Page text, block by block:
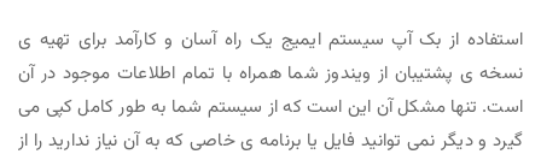
استفاده از بک آپ سیستم ایمیج یک راه آسان و کارآمد برای تهیه ی
نسخه ی پشتیبان از ویندوز شما همراه با تمام اطلاعات موجود در آن
است‌. تنها مشکل آن این است که از سیستم شما به طور کامل کپی می
گیرد و دیگر نمی توانید فایل یا برنامه ی خاصی که به آن نیاز ندارید را از